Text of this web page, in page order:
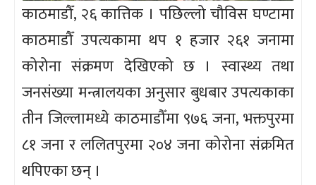
काठमाडौँ, २६ कात्तिक । पछिल्लो चौविस घण्टामा
काठमाडौँ उपत्यकामा थप १ हजार २६१ जनामा
कोरोना संक्रमण देखिएको छ । स्वास्थ्य तथा
जनसंख्या मन्त्रालयका अनुसार बुधबार उपत्यकाका
तीन जिल्लामध्ये काठमाडौँमा ९७६ जना, भक्तपुरमा
८१ जना र ललितपुरमा २०४ जना कोरोना संक्रमित
थपिएका छन् ।